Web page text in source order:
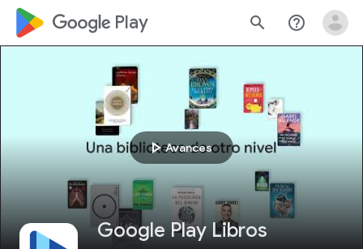
google_logo Play search help_outline
play_arrowAvances
Google Play Libros